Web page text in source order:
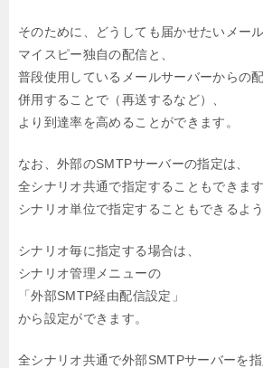
そのために、どうしても届かせたいメール
マイスピー独自の配信と、
普段使用しているメールサーバーからの
併用することで（再送するなど）、
より到達率を高めることができます。
なお、外部のSMTPサーバーの指定は、
全シナリオ共通で指定することもできます
シナリオ単位で指定することもできるよ
シナリオ毎に指定する場合は、
シナリオ管理メニューの
「外部SMTP経由配信設定」
から設定ができます。
全シナリオ共通で外部SMTPサーバーを指